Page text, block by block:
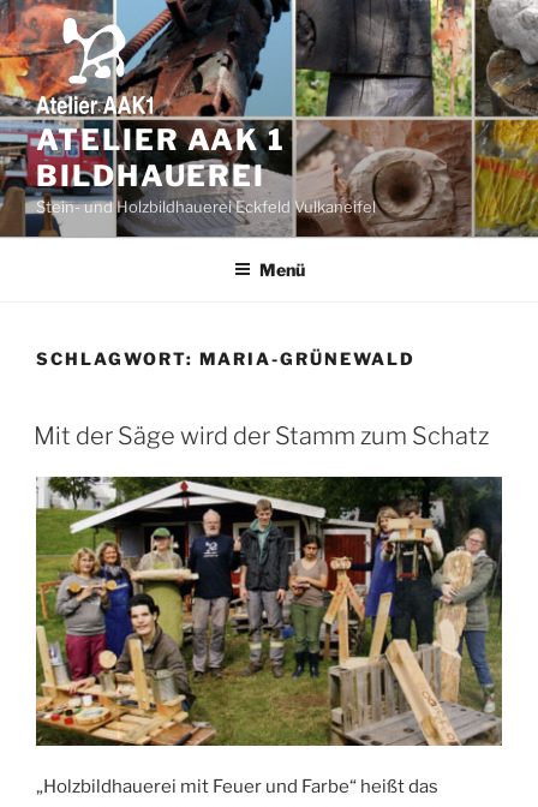
Zum
Inhalt
springen
ATELIER AAK 1
BILDHAUEREI
Stein- und Holzbildhauerei Eckfeld Vulkaneifel
Menü
SCHLAGWORT: MARIA-GRÜNEWALD
Mit der Säge wird der Stamm zum Schatz
„Holzbildhauerei mit Feuer und Farbe“ heißt das